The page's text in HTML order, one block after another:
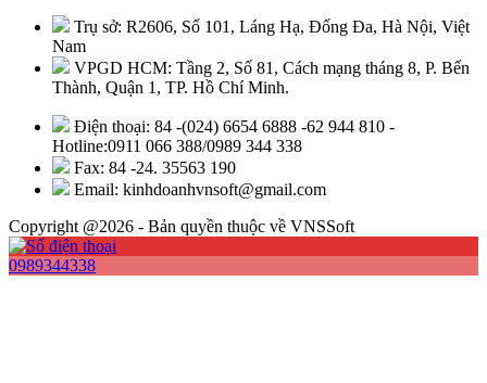
Trụ sở: R2606, Số 101, Láng Hạ, Đống Đa, Hà Nội, Việt
Nam
VPGD HCM: Tầng 2, Số 81, Cách mạng tháng 8, P. Bến
Thành, Quận 1, TP. Hồ Chí Minh.
Điện thoại: 84 -(024) 6654 6888 -62 944 810 -
Hotline:0911 066 388/0989 344 338
Fax: 84 -24. 35563 190
Email: kinhdoanhvnsoft@gmail.com
Copyright @2026 - Bản quyền thuộc về VNSSoft
0989344338